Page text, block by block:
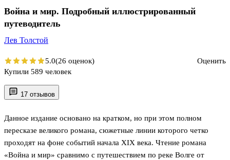
17 отзывов
Данное издание основано на кратком, но при этом полном
пересказе великого романа, сюжетные линии которого четко
проходят на фоне событий начала XIX века. Чтение романа
«Война и мир» сравнимо с путешествием по реке Волге от
Война и мир. Подробный иллюстрированный
путеводитель
Лев Толстой
5.0(26 оценок)
Оценить
Купили 589 человек